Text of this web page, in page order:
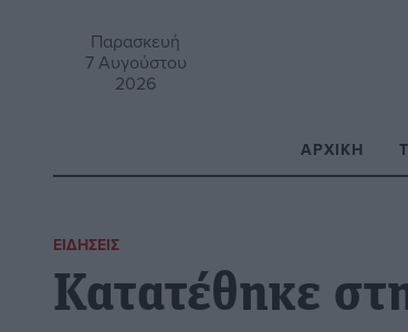
Παρασκευή
7 Αυγούστου
2026
ΑΡΧΙΚΉ
ΕΙΔΉΣΕΙΣ
Κατατέθηκε